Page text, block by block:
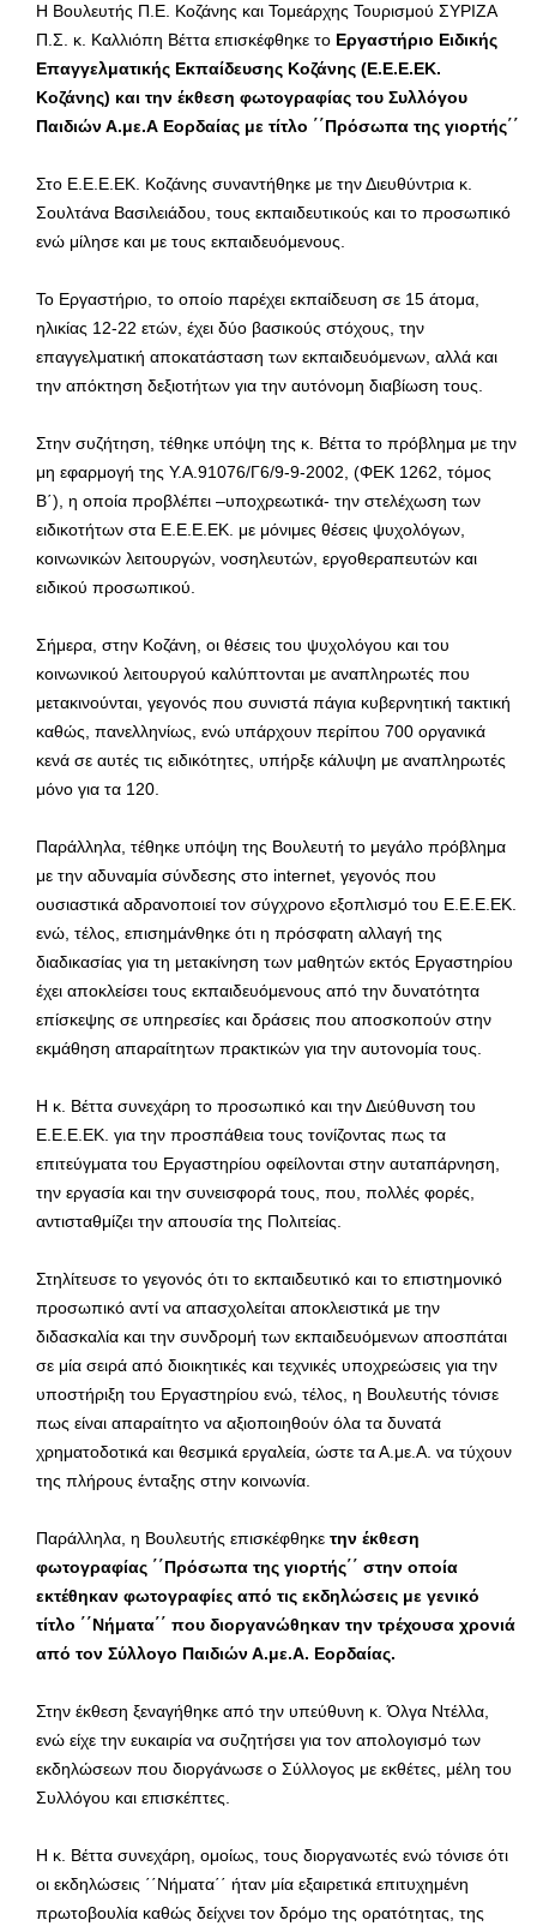
Η Βουλευτής Π.Ε. Κοζάνης και Τομεάρχης Τουρισμού ΣΥΡΙΖΑ
Π.Σ. κ. Καλλιόπη Βέττα επισκέφθηκε το Εργαστήριο Ειδικής
Επαγγελματικής Εκπαίδευσης Κοζάνης (Ε.Ε.Ε.ΕΚ.
Κοζάνης) και την έκθεση φωτογραφίας του Συλλόγου
Παιδιών Α.με.Α Εορδαίας με τίτλο ΄΄Πρόσωπα της γιορτής΄΄
Στο Ε.Ε.Ε.ΕΚ. Κοζάνης συναντήθηκε με την Διευθύντρια κ.
Σουλτάνα Βασιλειάδου, τους εκπαιδευτικούς και το προσωπικό
ενώ μίλησε και με τους εκπαιδευόμενους.
Το Εργαστήριο, το οποίο παρέχει εκπαίδευση σε 15 άτομα,
ηλικίας 12-22 ετών, έχει δύο βασικούς στόχους, την
επαγγελματική αποκατάσταση των εκπαιδευόμενων, αλλά και
την απόκτηση δεξιοτήτων για την αυτόνομη διαβίωση τους.
Στην συζήτηση, τέθηκε υπόψη της κ. Βέττα το πρόβλημα με την
μη εφαρμογή της Υ.Α.91076/Γ6/9-9-2002, (ΦΕΚ 1262, τόμος
Β΄), η οποία προβλέπει –υποχρεωτικά- την στελέχωση των
ειδικοτήτων στα Ε.Ε.Ε.ΕΚ. με μόνιμες θέσεις ψυχολόγων,
κοινωνικών λειτουργών, νοσηλευτών, εργοθεραπευτών και
ειδικού προσωπικού.
Σήμερα, στην Κοζάνη, οι θέσεις του ψυχολόγου και του
κοινωνικού λειτουργού καλύπτονται με αναπληρωτές που
μετακινούνται, γεγονός που συνιστά πάγια κυβερνητική τακτική
καθώς, πανελληνίως, ενώ υπάρχουν περίπου 700 οργανικά
κενά σε αυτές τις ειδικότητες, υπήρξε κάλυψη με αναπληρωτές
μόνο για τα 120.
Παράλληλα, τέθηκε υπόψη της Βουλευτή το μεγάλο πρόβλημα
με την αδυναμία σύνδεσης στο internet, γεγονός που
ουσιαστικά αδρανοποιεί τον σύγχρονο εξοπλισμό του Ε.Ε.Ε.ΕΚ.
ενώ, τέλος, επισημάνθηκε ότι η πρόσφατη αλλαγή της
διαδικασίας για τη μετακίνηση των μαθητών εκτός Εργαστηρίου
έχει αποκλείσει τους εκπαιδευόμενους από την δυνατότητα
επίσκεψης σε υπηρεσίες και δράσεις που αποσκοπούν στην
εκμάθηση απαραίτητων πρακτικών για την αυτονομία τους.
Η κ. Βέττα συνεχάρη το προσωπικό και την Διεύθυνση του
Ε.Ε.Ε.ΕΚ. για την προσπάθεια τους τονίζοντας πως τα
επιτεύγματα του Εργαστηρίου οφείλονται στην αυταπάρνηση,
την εργασία και την συνεισφορά τους, που, πολλές φορές,
αντισταθμίζει την απουσία της Πολιτείας.
Στηλίτευσε το γεγονός ότι το εκπαιδευτικό και το επιστημονικό
προσωπικό αντί να απασχολείται αποκλειστικά με την
διδασκαλία και την συνδρομή των εκπαιδευόμενων αποσπάται
σε μία σειρά από διοικητικές και τεχνικές υποχρεώσεις για την
υποστήριξη του Εργαστηρίου ενώ, τέλος, η Βουλευτής τόνισε
πως είναι απαραίτητο να αξιοποιηθούν όλα τα δυνατά
χρηματοδοτικά και θεσμικά εργαλεία, ώστε τα Α.με.Α. να τύχουν
της πλήρους ένταξης στην κοινωνία.
Παράλληλα, η Βουλευτής επισκέφθηκε την έκθεση
φωτογραφίας ΄΄Πρόσωπα της γιορτής΄΄ στην οποία
εκτέθηκαν φωτογραφίες από τις εκδηλώσεις με γενικό
τίτλο ΄΄Νήματα΄΄ που διοργανώθηκαν την τρέχουσα χρονιά
από τον Σύλλογο Παιδιών Α.με.Α. Εορδαίας.
Στην έκθεση ξεναγήθηκε από την υπεύθυνη κ. Όλγα Ντέλλα,
ενώ είχε την ευκαιρία να συζητήσει για τον απολογισμό των
εκδηλώσεων που διοργάνωσε ο Σύλλογος με εκθέτες, μέλη του
Συλλόγου και επισκέπτες.
Η κ. Βέττα συνεχάρη, ομοίως, τους διοργανωτές ενώ τόνισε ότι
οι εκδηλώσεις ΄΄Νήματα΄΄ ήταν μία εξαιρετικά επιτυχημένη
πρωτοβουλία καθώς δείχνει τον δρόμο της ορατότητας, της